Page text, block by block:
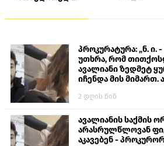
პროკურატურა: „ნ. ი.
უთხრა, რომ
ავალიანი ზედმეტ
იჩენდა მის მიმართ.
თავს დასხმოდა გიგა
2 დღის წინ
ავალიანის საქმის
არასრულწლოვან
აკავებენ -